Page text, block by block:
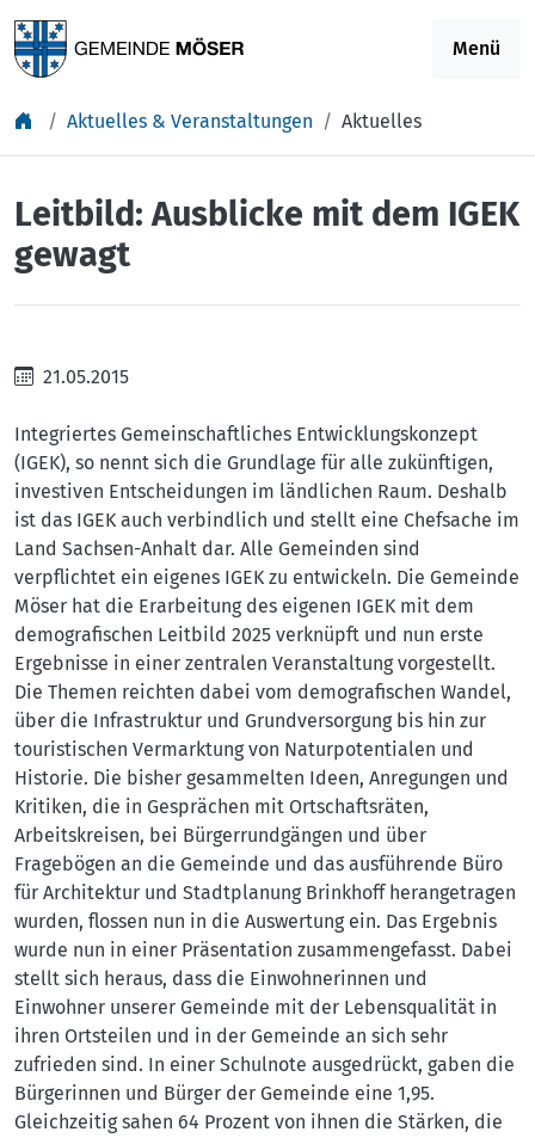
Menü
Aktuelles & Veranstaltungen Aktuelles
Leitbild: Ausblicke mit dem IGEK
gewagt
21.05.2015
Integriertes Gemeinschaftliches Entwicklungskonzept
(IGEK), so nennt sich die Grundlage für alle zukünftigen,
investiven Entscheidungen im ländlichen Raum. Deshalb
ist das IGEK auch verbindlich und stellt eine Chefsache im
Land Sachsen-Anhalt dar. Alle Gemeinden sind
verpflichtet ein eigenes IGEK zu entwickeln. Die Gemeinde
Möser hat die Erarbeitung des eigenen IGEK mit dem
demografischen Leitbild 2025 verknüpft und nun erste
Ergebnisse in einer zentralen Veranstaltung vorgestellt.
Die Themen reichten dabei vom demografischen Wandel,
über die Infrastruktur und Grundversorgung bis hin zur
touristischen Vermarktung von Naturpotentialen und
Historie. Die bisher gesammelten Ideen, Anregungen und
Kritiken, die in Gesprächen mit Ortschaftsräten,
Arbeitskreisen, bei Bürgerrundgängen und über
Fragebögen an die Gemeinde und das ausführende Büro
für Architektur und Stadtplanung Brinkhoff herangetragen
wurden, flossen nun in die Auswertung ein. Das Ergebnis
wurde nun in einer Präsentation zusammengefasst. Dabei
stellt sich heraus, dass die Einwohnerinnen und
Einwohner unserer Gemeinde mit der Lebensqualität in
ihren Ortsteilen und in der Gemeinde an sich sehr
zufrieden sind. In einer Schulnote ausgedrückt, gaben die
Bürgerinnen und Bürger der Gemeinde eine 1,95.
Gleichzeitig sahen 64 Prozent von ihnen die Stärken, die